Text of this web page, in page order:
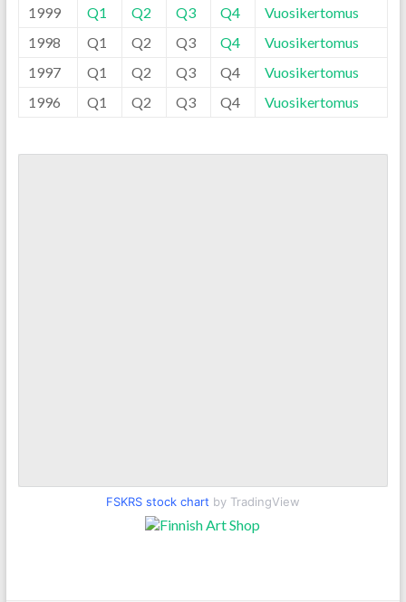
1999
Q1 Q2 Q3 Q4
Vuosikertomus
1998
Q1 Q2 Q3 Q4
Vuosikertomus
1997
Q1 Q2 Q3 Q4
Vuosikertomus
1996
Q1 Q2 Q3 Q4 Vuosikertomus
FSKRS stock chart by TradingView